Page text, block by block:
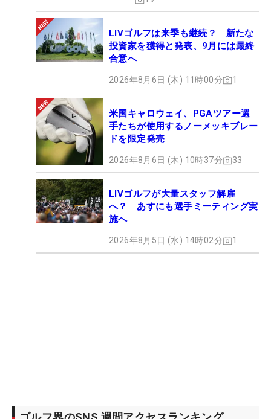
LIVゴルフは来季も継続？ 新たな
投資家を獲得と発表、9月には最終
合意へ
2026年8月6日 (木) 11時00分 1
米国キャロウェイ、PGAツアー選
手たちが使用するノーメッキブレー
ドを限定発売
2026年8月6日 (木) 10時37分 33
LIVゴルフが大量スタッフ解雇
へ？ あすにも選手ミーティング実
施へ
2026年8月5日 (水) 14時02分 1